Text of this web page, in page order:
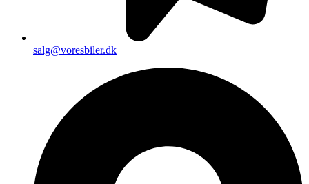
salg@voresbiler.dk